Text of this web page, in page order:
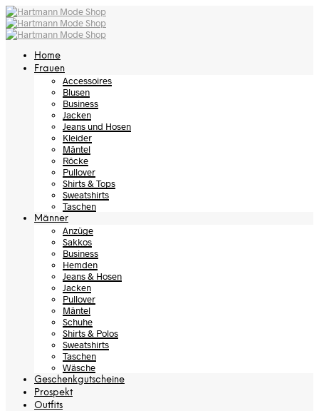
Home
Frauen
Accessoires
Blusen
Business
Jacken
Jeans und Hosen
Kleider
Mäntel
Röcke
Pullover
Shirts & Tops
Sweatshirts
Taschen
Männer
Anzüge
Sakkos
Business
Hemden
Jeans & Hosen
Jacken
Pullover
Mäntel
Schuhe
Shirts & Polos
Sweatshirts
Taschen
Wäsche
Geschenkgutscheine
Prospekt
Outfits